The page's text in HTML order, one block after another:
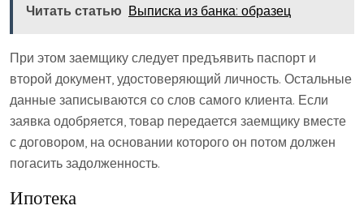
Читать статью Выписка из банка: образец
При этом заемщику следует предъявить паспорт и
второй документ, удостоверяющий личность. Остальные
данные записываются со слов самого клиента. Если
заявка одобряется, товар передается заемщику вместе
с договором, на основании которого он потом должен
погасить задолженность.
Ипотека